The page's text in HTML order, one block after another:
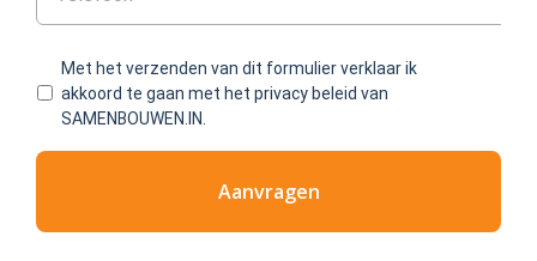
Met het verzenden van dit formulier verklaar ik
akkoord te gaan met het privacy beleid van
SAMENBOUWEN.IN.